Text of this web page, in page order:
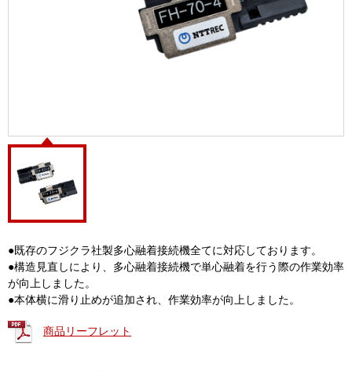
●既存のフジクラ社製多心融着接続機全てに対応しております。
●構造見直しにより、多心融着接続機で単心融着を行う際の作業効率
が向上しました。
●本体横に滑り止めが追加され、作業効率が向上しました。
商品リーフレット